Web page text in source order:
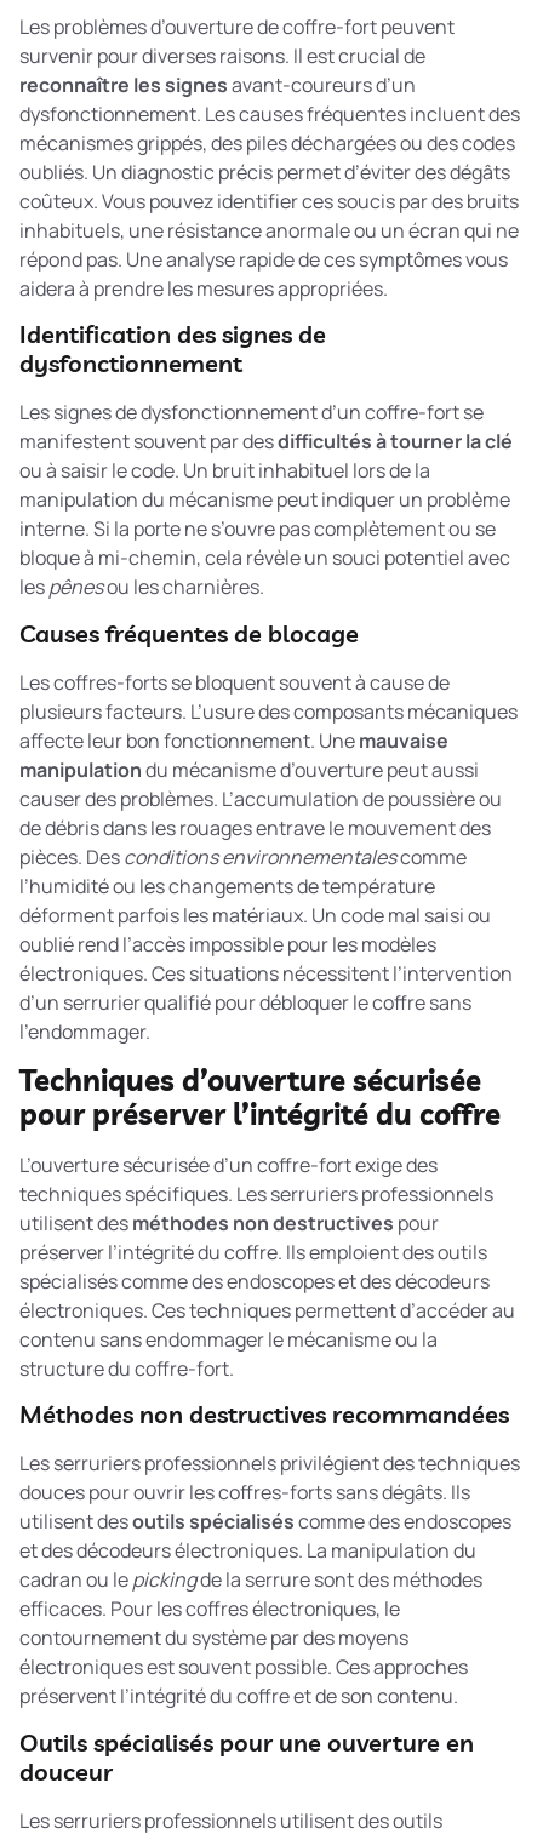
Les problèmes d’ouverture de coffre-fort peuvent
survenir pour diverses raisons. Il est crucial de
reconnaître les signesavant-coureurs d’un
dysfonctionnement. Les causes fréquentes incluent des
mécanismes grippés, des piles déchargées ou des codes
oubliés. Un diagnostic précis permet d’éviter des dégâts
coûteux. Vous pouvez identifier ces soucis par des bruits
inhabituels, une résistance anormale ou un écran qui ne
répond pas. Une analyse rapide de ces symptômes vous
aidera à prendre les mesures appropriées.
Identification des signes de
dysfonctionnement
Les signes de dysfonctionnement d’un coffre-fort se
manifestent souvent par desdifficultés à tourner la clé
ou à saisir le code. Un bruit inhabituel lors de la
manipulation du mécanisme peut indiquer un problème
interne. Si la porte ne s’ouvre pas complètement ou se
bloque à mi-chemin, cela révèle un souci potentiel avec
lespênesou les charnières.
Causes fréquentes de blocage
Les coffres-forts se bloquent souvent à cause de
plusieurs facteurs. L’usure des composants mécaniques
affecte leur bon fonctionnement. Unemauvaise
manipulationdu mécanisme d’ouverture peut aussi
causer des problèmes. L’accumulation de poussière ou
de débris dans les rouages entrave le mouvement des
pièces. Desconditions environnementalescomme
l’humidité ou les changements de température
déforment parfois les matériaux. Un code mal saisi ou
oublié rend l’accès impossible pour les modèles
électroniques. Ces situations nécessitent l’intervention
d’un serrurier qualifié pour débloquer le coffre sans
l’endommager.
Techniques d’ouverture sécurisée
pour préserver l’intégrité du coffre
L’ouverture sécurisée d’un coffre-fort exige des
techniques spécifiques. Les serruriers professionnels
utilisent desméthodes non destructives pour
préserver l’intégrité du coffre. Ils emploient des outils
spécialisés comme des endoscopes et des décodeurs
électroniques. Ces techniques permettent d’accéder au
contenu sans endommager le mécanisme ou la
structure du coffre-fort.
Méthodes non destructives recommandées
Les serruriers professionnels privilégient des techniques
douces pour ouvrir les coffres-forts sans dégâts. Ils
utilisent desoutils spécialiséscomme des endoscopes
et des décodeurs électroniques. La manipulation du
cadran ou lepickingde la serrure sont des méthodes
efficaces. Pour les coffres électroniques, le
contournement du système par des moyens
électroniques est souvent possible. Ces approches
préservent l’intégrité du coffre et de son contenu.
Outils spécialisés pour une ouverture en
douceur
Les serruriers professionnels utilisent des outils